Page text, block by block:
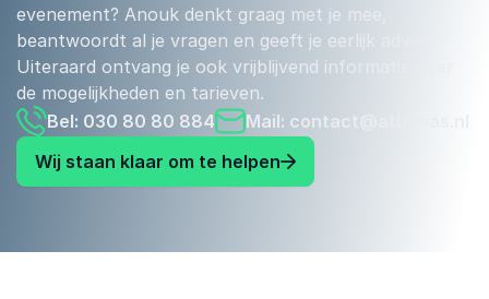
evenement? Anouk denkt graag met je mee,
beantwoordt al je vragen en geeft je eerlijk advies.
Uiteraard ontvang je ook vrijblijvend informatie over
de mogelijkheden en tarieven.
Bel: 030 80 80 884
Mail: contact@athenas.nl
Wij staan klaar om te helpen